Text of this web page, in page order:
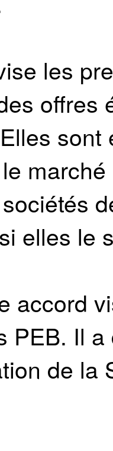
les
sont
elles le
accord
PEB. Il
de